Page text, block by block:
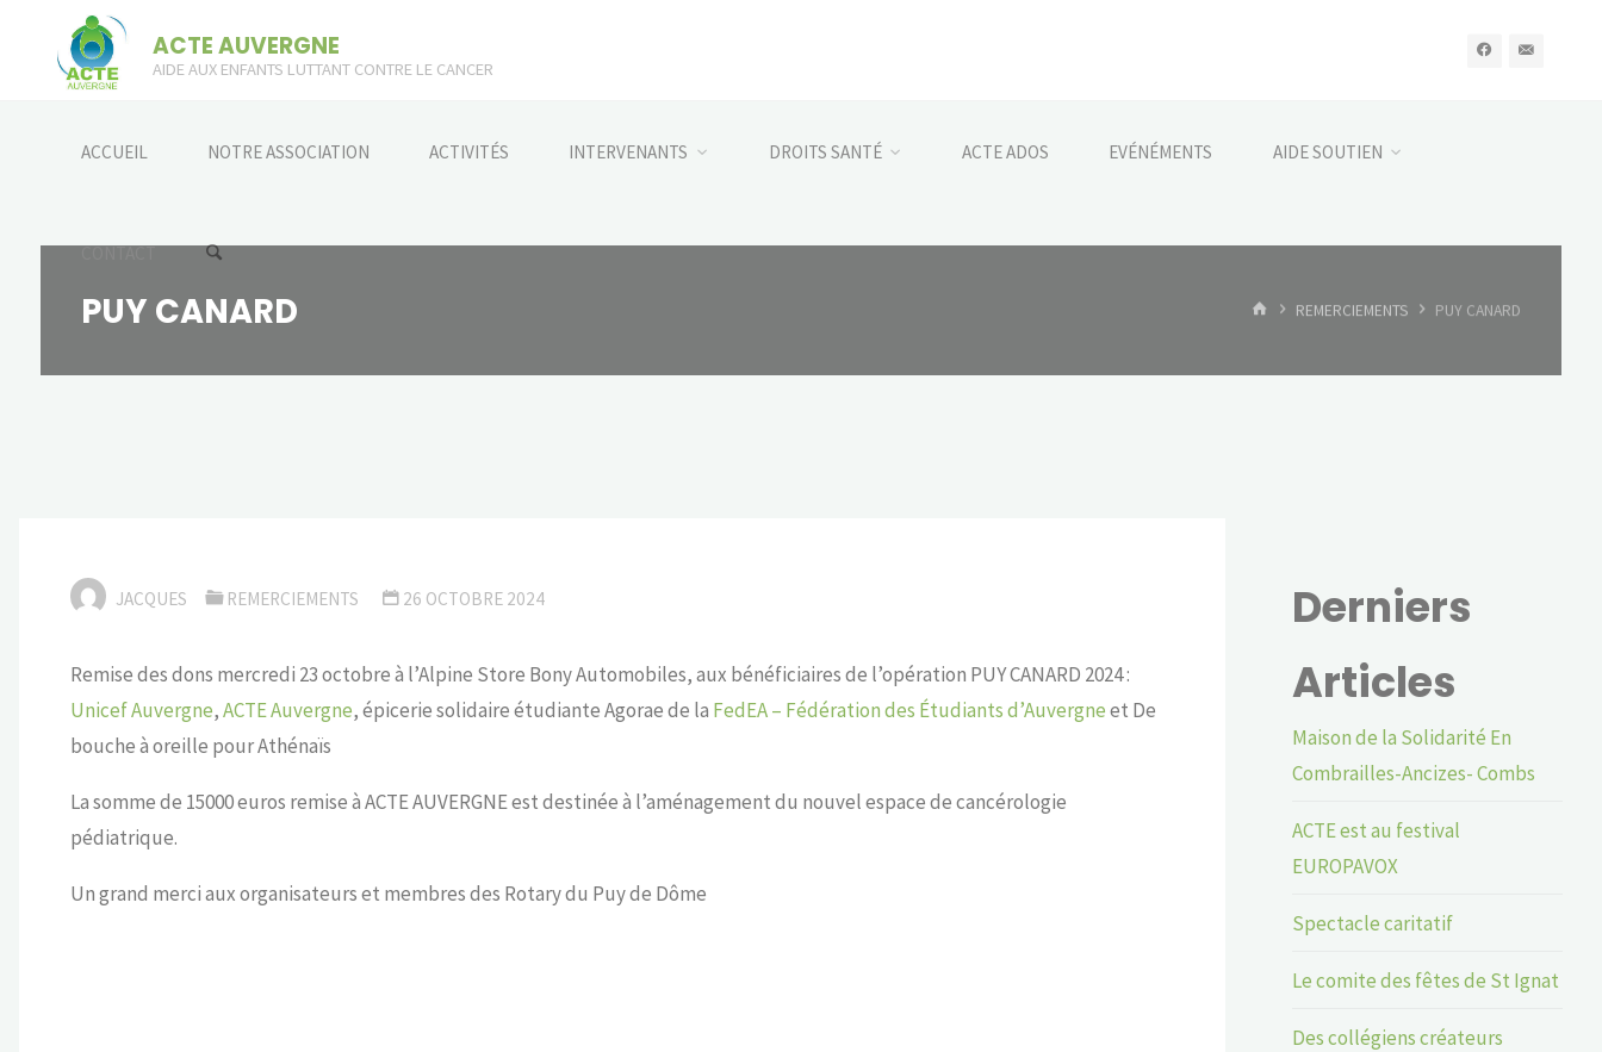
content
ACTE AUVERGNE
AIDE AUX ENFANTS LUTTANT CONTRE LE CANCER
ACCUEIL NOTRE ASSOCIATION ACTIVITÉS INTERVENANTS DROITS SANTÉ ACTE ADOS EVÉNÉMENTS AIDE SOUTIEN
CONTACT
PUY CANARD HOMEREMERCIEMENTS PUY CANARD
JACQUES REMERCIEMENTS 26 OCTOBRE 2024
Remise des dons mercredi 23 octobre à l’Alpine Store Bony Automobiles, aux bénéficiaires de l’opération PUY CANARD 2024 :
Unicef Auvergne,ACTE Auvergne, épicerie solidaire étudiante Agorae de la FedEA – Fédération des Étudiants d’Auvergneet De
bouche à oreille pour Athénaïs
La somme de 15000 euros remise à ACTE AUVERGNE est destinée à l’aménagement du nouvel espace de cancérologie
pédiatrique.
Un grand merci aux organisateurs et membres des Rotary du Puy de Dôme
Derniers
Articles
Maison de la Solidarité En
Combrailles-Ancizes- Combs
ACTE est au festival
EUROPAVOX
Spectacle caritatif
Le comite des fêtes de St Ignat
Des collégiens créateurs